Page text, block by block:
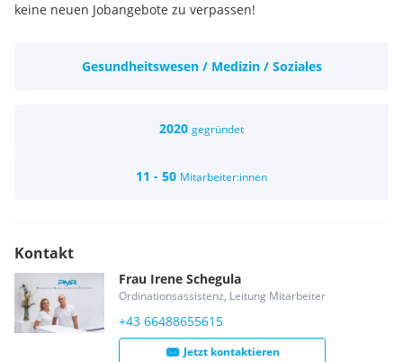
keine neuen Jobangebote zu verpassen!
Gesundheitswesen / Medizin / Soziales
2020 gegründet
11 - 50 Mitarbeiter:innen
Kontakt
Frau Irene Schegula
Ordinationsassistenz, Leitung Mitarbeiter
+43 66488655615
Jetzt kontaktieren